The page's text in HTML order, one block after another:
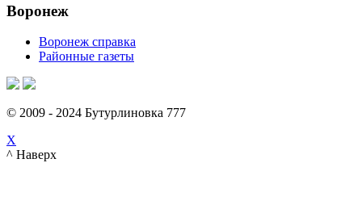
Воронеж
Воронеж справка
Районные газеты
© 2009 - 2024 Бутурлиновка 777
X
^ Наверх